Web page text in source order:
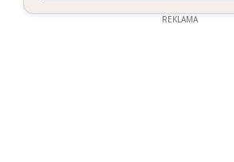
REKLAMA